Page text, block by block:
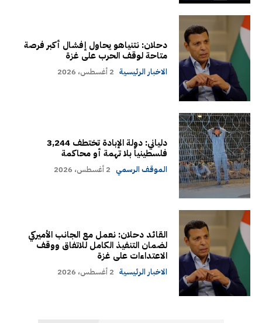
دحلان: نتنياهو يحاول إفشال أكبر فرصة
متاحة لوقف الحرب على غزة
الاخبار الرئيسية 2 أغسطس، 2026
دلياني: دولة الإبادة تختطف 3,244
فلسطينياً بلا تهمة أو محاكمة
الموقف الرسمي 2 أغسطس، 2026
القائد دحلان: نعمل مع الجانب الأميركي
لضمان التنفيذ الكامل للاتفاق ووقف
الاعتداءات على غزة
الاخبار الرئيسية 2 أغسطس، 2026